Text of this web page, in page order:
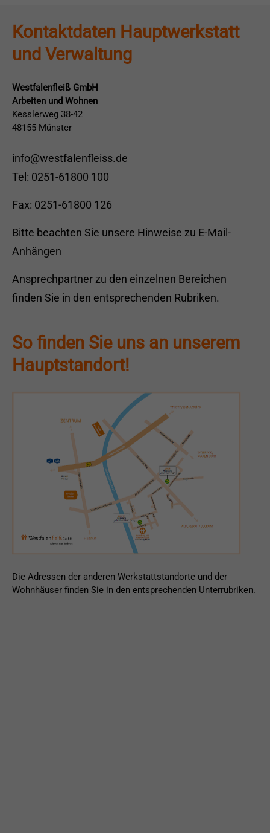
Kontaktdaten Hauptwerkstatt
und Verwaltung
Westfalenfleiß GmbH
Arbeiten und Wohnen
Kesslerweg 38-42
48155 Münster
info@westfalenfleiss.de
Tel: 0251-61800 100
Fax: 0251-61800 126
Bitte beachten Sie unsere Hinweise zu E-Mail-
Anhängen
Ansprechpartner zu den einzelnen Bereichen
finden Sie in den entsprechenden Rubriken.
So finden Sie uns an unserem
Hauptstandort!
Die Adressen der anderen Werkstattstandorte und der
Wohnhäuser finden Sie in den entsprechenden Unterrubriken.